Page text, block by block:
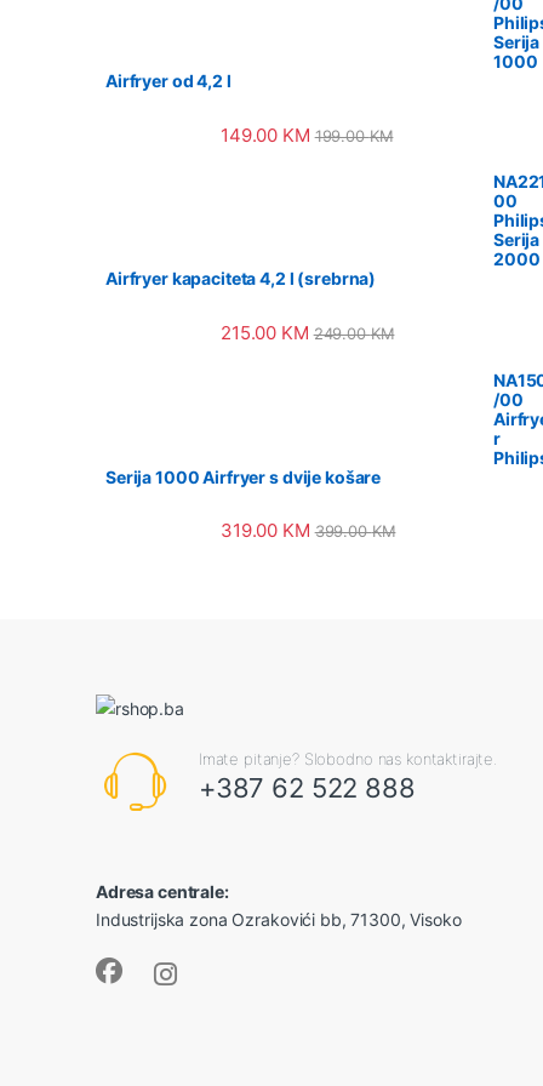
Serija
1000
Airfryer od 4,2 l
149.00 KM 199.00KM
00
Serija
2000
Airfryer kapaciteta 4,2 l (srebrna)
215.00 KM 249.00KM
/00
r
Serija 1000 Airfryer s dvije košare
319.00 KM 399.00KM
Imate pitanje? Slobodno nas kontaktirajte.
+387 62 522 888
Adresa centrale:
Industrijska zona Ozrakovići bb, 71300, Visoko